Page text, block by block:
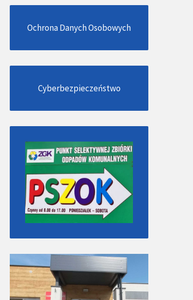
Ochrona Danych Osobowych
Cyberbezpieczeństwo